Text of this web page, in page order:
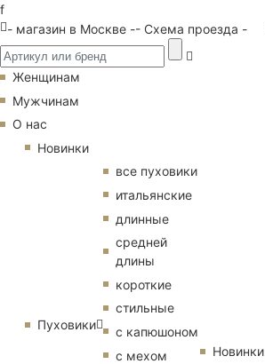
f
- магазин в Москве -- Схема проезда -
Женщинам
Мужчинам
О нас
Новинки
Пуховики
все пуховики
итальянские
длинные
средней
длины
короткие
стильные
с капюшоном
с мехом
Новинки